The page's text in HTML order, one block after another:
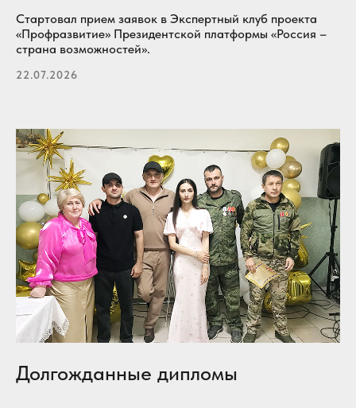
Стартовал прием заявок в Экспертный клуб проекта
«Профразвитие» Президентской платформы «Россия –
страна возможностей».
22.07.2026
Долгожданные дипломы